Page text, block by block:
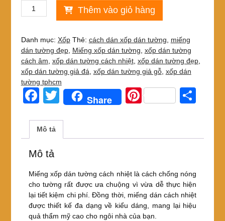
Miếng
xốp
tường
cách
nhiệt
số
lượng
Thêm vào giỏ hàng
Danh mục: Xốp Thẻ: cách dán xốp dán tường
miếng
dán tường đẹp, Miếng xốp dán tường xốp dán tường
cách âm xốp dán tường cách nhiệt, xốp dán tường đẹp,
xốp dán tường giả đá xốp dán tường giả gỗ, xốp dán
tường tphcm
F
c
b
o
o
k
T
er
Share
Pi
e
e
Mô tả
Mô tả
Miếng xốp dán tường cách nhiệt là cách chống nóng
cho tường rất được ưa chuộng vì vừa dễ thực hiện
lại tiết kiệm chi phí. Đồng thời, miếng dán cách nhiệt
được thiết kế đa dạng về kiểu dáng, mang lại hiệu
quả thẩm mỹ cao cho ngôi nhà của bạn.